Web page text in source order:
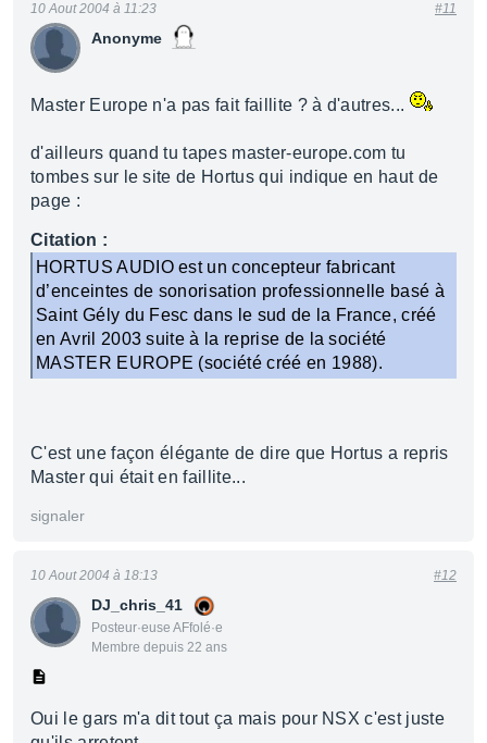
Anonyme
10 Aout 2004 à 11:23 #11
Master Europe n'a pas fait faillite ? à d'autres...
d'ailleurs quand tu tapes master-europe.com tu
tombes sur le site de Hortus qui indique en haut de
page :
Citation :
HORTUS AUDIO est un concepteur fabricant
d’enceintes de sonorisation professionnelle basé à
Saint Gély du Fesc dans le sud de la France, créé
en Avril 2003 suite à la reprise de la société
MASTER EUROPE (société créé en 1988).
C'est une façon élégante de dire que Hortus a repris
Master qui était en faillite...
signaler
DJ_chris_41
Posteur·euse AFfolé·e
Membre depuis 22 ans
10 Aout 2004 à 18:13 #12
Oui le gars m'a dit tout ça mais pour NSX c'est juste